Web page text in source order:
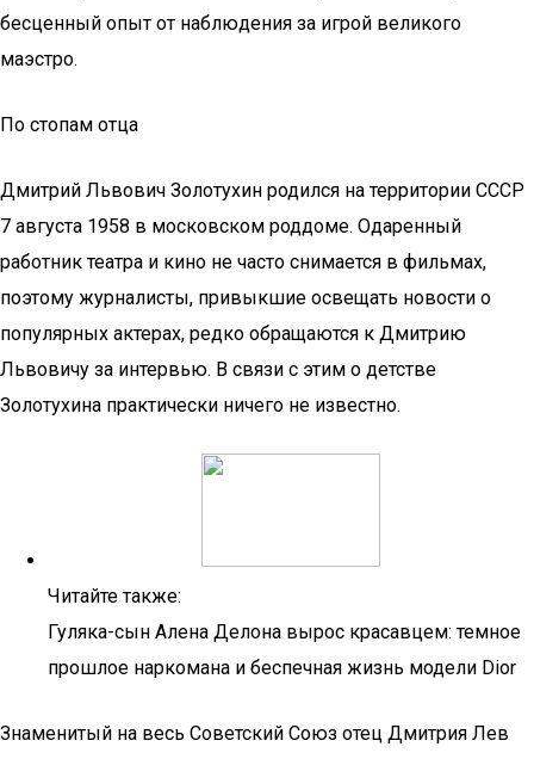
бесценный опыт от наблюдения за игрой великого
маэстро.
По стопам отца
Дмитрий Львович Золотухин родился на территории СССР
7 августа 1958 в московском роддоме. Одаренный
работник театра и кино не часто снимается в фильмах,
поэтому журналисты, привыкшие освещать новости о
популярных актерах, редко обращаются к Дмитрию
Львовичу за интервью. В связи с этим о детстве
Золотухина практически ничего не известно.
Читайте также:
Гуляка-сын Алена Делона вырос красавцем: темное
прошлое наркомана и беспечная жизнь модели Dior
Знаменитый на весь Советский Союз отец Дмитрия Лев